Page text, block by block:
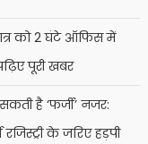
को 2 घंटे ऑफिस में
पूरी खबर
है ‘फर्जी’ नजर:
के जरिए हड़पी